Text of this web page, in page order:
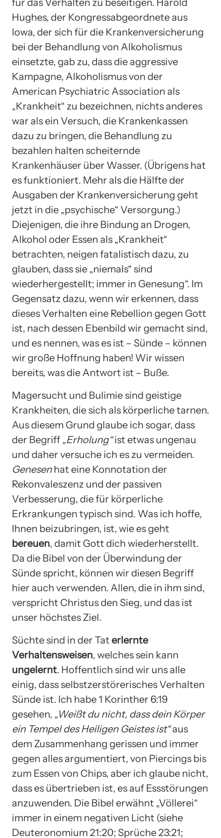
für das Verhalten zu beseitigen. Harold
Hughes, der Kongressabgeordnete aus
Iowa, der sich für die Krankenversicherung
bei der Behandlung von Alkoholismus
einsetzte, gab zu, dass die aggressive
Kampagne, Alkoholismus von der
American Psychiatric Association als
„Krankheit“ zu bezeichnen, nichts anderes
war als ein Versuch, die Krankenkassen
dazu zu bringen, die Behandlung zu
bezahlen halten scheiternde
Krankenhäuser über Wasser. (Übrigens hat
es funktioniert. Mehr als die Hälfte der
Ausgaben der Krankenversicherung geht
jetzt in die „psychische“ Versorgung.)
Diejenigen, die ihre Bindung an Drogen,
Alkohol oder Essen als „Krankheit“
betrachten, neigen fatalistisch dazu, zu
glauben, dass sie „niemals“ sind
wiederhergestellt; immer in Genesung“. Im
Gegensatz dazu, wenn wir erkennen, dass
dieses Verhalten eine Rebellion gegen Gott
ist, nach dessen Ebenbild wir gemacht sind,
und es nennen, was es ist – Sünde – können
wir große Hoffnung haben! Wir wissen
bereits, was die Antwort ist – Buße.
Magersucht und Bulimie sind geistige
Krankheiten, die sich als körperliche tarnen.
Aus diesem Grund glaube ich sogar, dass
der Begriff „Erholung“ist etwas ungenau
und daher versuche ich es zu vermeiden.
Genesenhat eine Konnotation der
Rekonvaleszenz und der passiven
Verbesserung, die für körperliche
Erkrankungen typisch sind. Was ich hoffe,
Ihnen beizubringen, ist, wie es geht
bereuen, damit Gott dich wiederherstellt.
Da die Bibel von der Überwindung der
Sünde spricht, können wir diesen Begriff
hier auch verwenden. Allen, die in ihm sind,
verspricht Christus den Sieg, und das ist
unser höchstes Ziel.
Süchte sind in der Tat erlernte
Verhaltensweisen, welches sein kann
ungelernt. Hoffentlich sind wir uns alle
einig, dass selbstzerstörerisches Verhalten
Sünde ist. Ich habe 1 Korinther 6:19
gesehen, „Weißt du nicht, dass dein Körper
ein Tempel des Heiligen Geistes ist“aus
dem Zusammenhang gerissen und immer
gegen alles argumentiert, von Piercings bis
zum Essen von Chips, aber ich glaube nicht,
dass es übertrieben ist, es auf Essstörungen
anzuwenden. Die Bibel erwähnt „Völlerei“
immer in einem negativen Licht (siehe
Deuteronomium 21:20; Sprüche 23:21;